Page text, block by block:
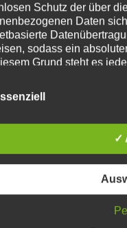
Len, Elton, Mika,
Kategorie:
Schutz der über
Daten
sodass ein
Grund steht es
an uns zu
beruht
Richtlinien- und
(DS-GVO)
für die Öffentlichkeit
einfach lesbar
möchten wir vorab
in dieser
✓